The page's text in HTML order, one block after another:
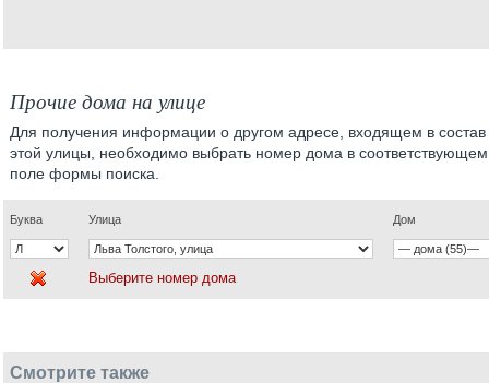
Прочие дома на улице
Для получения информации о другом адресе, входящем в состав
этой улицы, необходимо выбрать номер дома в соответствующем
поле формы поиска.
Буква Улица Дом
Выберите номер дома
Смотрите также